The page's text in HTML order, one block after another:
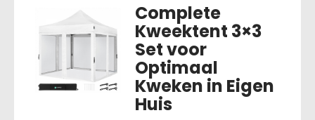
Complete
Kweektent 3×3
Set voor
Optimaal
Kweken in Eigen
Huis